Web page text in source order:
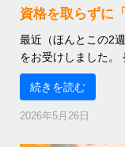
資格を取らずに
最近（ほんとこの2
をお受けしました。
続きを読む
2026年5月26日